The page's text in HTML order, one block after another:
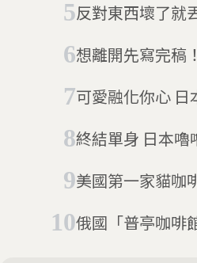
反對東西壞了就
想離開先寫完稿
可愛融化你心 日
終結單身 日本嚕
美國第一家貓咖
俄國「普亭咖啡館」開